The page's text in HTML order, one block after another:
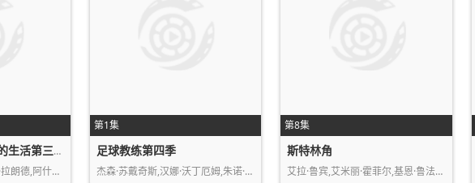
我与沃尔特家男孩的生活第三季
妮基·罗德里格斯,诺亚·拉朗德,阿什比…
第1集
足球教练第四季
杰森·苏戴奇斯,汉娜·沃丁厄姆,朱诺·…
第8集
斯特林角
艾拉·鲁宾,艾米丽·霍菲尔,基恩·鲁法…